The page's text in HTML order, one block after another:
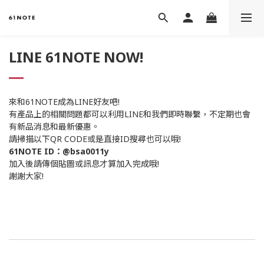
LINE 61NOTE NOW!
來和61NOTE成為LINE好友吧!
有產品上的相關問題都可以利用LINE和我們即時聯繫，不定期也會
有新品消息和最新優惠。
請掃描以下QR CODE或是直接ID搜尋也可以哦!
61NOTE ID：@bsa0011y
加入後請傳個貼圖或訊息才算加入完成哦!
謝謝大家!